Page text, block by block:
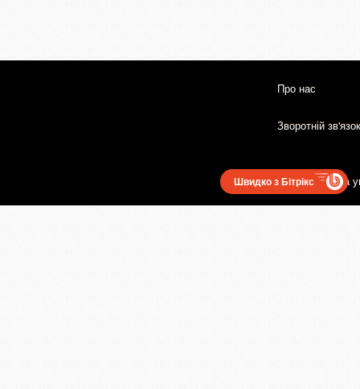
Про нас
Зворотній зв'язок
Користувацька
Швидко з Бітрікс